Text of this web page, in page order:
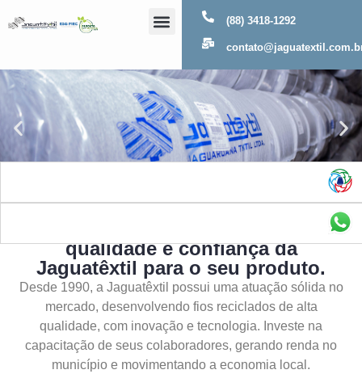
(88) 3418-1292
qualidade e confiança da
Jaguatêxtil para o seu produto.
Desde 1990, a Jaguatêxtil possui uma atuação sólida no
mercado, desenvolvendo fios reciclados de alta
qualidade, com inovação e tecnologia. Investe na
capacitação de seus colaboradores, gerando renda no
município e movimentando a economia local.